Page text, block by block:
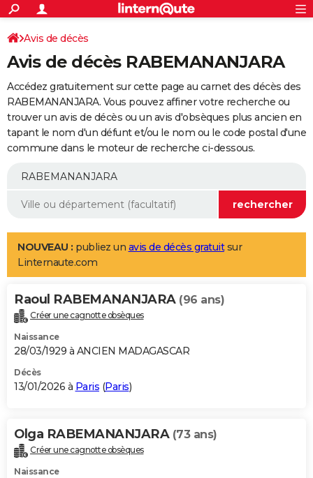
ACTUALITÉS
Politique
Société
Faits Divers
Education
Monde
Villes
+
SPORT
Coupe du monde 2026
Football
Tennis
Cyclisme
Rugby
Forum
Programme TV
TNT
Streaming
Cinéma
Sorties cinéma
Musique
+
FINANCE
Retraite
Epargne
Immobilier
Risques naturels par ville
Assurance
AUTO
Essais
Réserver un essai
Citadines
Berlines
SUV
Forum auto
+
Mobiles
Meilleur smartphone
Internet
Ordinateurs
Jeux vidéo
Guide high-tech
Aménagement intérieur
LIFESTYLE
Art de vivre
Bien-être
Loisirs
Mode
Modes de vie
Alimentation
Guide de la santé
Maladies
Médicaments
Sommeil
VOYAGE
Destinations
City break
Voyage nature
Voyage de noces
Forum
Climat
+PHOTO
GUIDES D'ACHAT
BONS PLANS
Carte de Noël
Carte Bonne année
Carte Saint-Valentin
Carte Pâques
Carte d'anniversaire
DICTIONNAIRE
Dictionnaire
Biographies
Citations
Expressions
Proverbes
PROGRAMME TV
Avis de décès
Avis de décès RABEMANANJARA
Accédez gratuitement sur cette page au carnet des décès des
RABEMANANJARA. Vous pouvez affiner votre recherche ou
trouver un avis de décès ou un avis d'obsèques plus ancien en
tapant le nom d'un défunt et/ou le nom ou le code postal d'une
commune dans le moteur de recherche ci-dessous.
NOUVEAU : publiez un avis de décès gratuitsur
Linternaute.com
Raoul RABEMANANJARA (96 ans)
Créer une cagnotte obsèques
Naissance
28/03/1929 à ANCIEN MADAGASCAR
Décès
13/01/2026 à Paris (Paris)
Olga RABEMANANJARA (73 ans)
Créer une cagnotte obsèques
Naissance